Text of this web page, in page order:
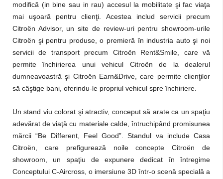
modifică (in bine sau in rau) accesul la mobilitate şi fac viaţa
mai uşoară pentru clienţi. Acestea includ servicii precum
Citroën Advisor, un site de review-uri pentru showroom-urile
Citroën şi pentru produse, o premieră în industria auto şi noi
servicii de transport precum Citroën Rent&Smile, care vă
permite închirierea unui vehicul Citroën de la dealerul
dumneavoastră şi Citroën Earn&Drive, care permite clienţilor
să câştige bani, oferindu-le propriul vehicul spre închiriere.
Un stand viu colorat şi atractiv, conceput să arate ca un spaţiu
adevărat de viaţă cu materiale calde, întruchipând promisunea
mărcii “Be Different, Feel Good”. Standul va include Casa
Citroën, care prefigurează noile concepte Citroën de
showroom, un spaţiu de expunere dedicat în întregime
Conceptului C-Aircross, o imersiune 3D într-o scenă specială a